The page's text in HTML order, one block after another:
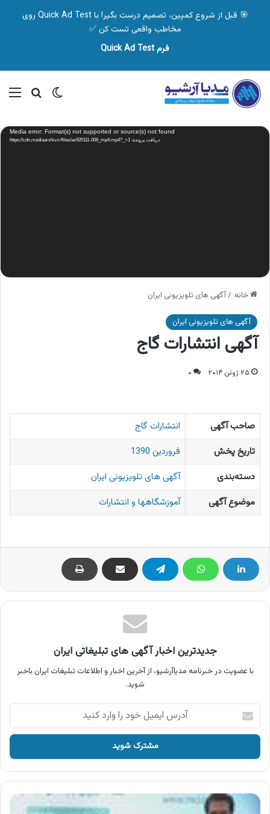
🎯 قبل از شروع کمپین، تصمیم درست بگیر! با Quick Ad Test روی
مخاطب واقعی تست کن ✅
فرم Quick Ad Test
تغییر پوسته
نمایشگر
ویدیو Media error: Format(s) not supported or source(s) not found
دریافت پرونده: https://cdn.mediaarshiv.ir/files/az920111-008_mp4.mp4?_=1
خانه /آگهی های تلویزیونی ایران
آگهی های تلویزیونی ایران
آگهی انتشارات گاج
۲۵ ژوئن ۲۰۱۴ ۰
صاحب آگهی
انتشارات گاج
تاریخ پخش
فروردین 1390
دسته‌بندی
آگهی های تلویزیونی ایران
موضوع آگهی
آموزشگاهها و انتشارات
جدیدترین اخبار آگهی های تبلیغاتی ایران
با عضویت در خبرنامه مدیاآرشیو، از آخرین اخبار و اطلاعات تبلیغات ایران باخبر
شوید.
آدرس
ایمیل
خود
وارد
کنید
آگهی